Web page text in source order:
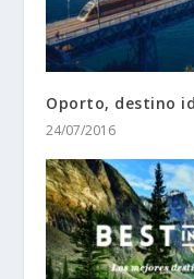
Oporto, destino
24/07/2016